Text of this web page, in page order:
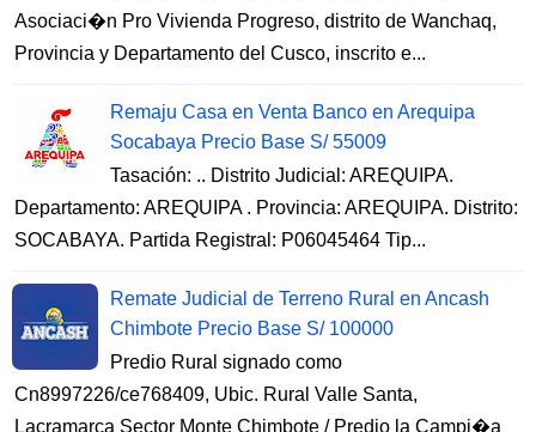
Asociaci�n Pro Vivienda Progreso, distrito de Wanchaq,
Provincia y Departamento del Cusco, inscrito e...
Remaju Casa en Venta Banco en Arequipa
Socabaya Precio Base S/ 55009
Tasación: .. Distrito Judicial: AREQUIPA.
Departamento: AREQUIPA . Provincia: AREQUIPA. Distrito:
SOCABAYA. Partida Registral: P06045464 Tip...
Remate Judicial de Terreno Rural en Ancash
Chimbote Precio Base S/ 100000
Predio Rural signado como
Cn8997226/ce768409, Ubic. Rural Valle Santa,
Lacramarca Sector Monte Chimbote / Predio la Campi�a